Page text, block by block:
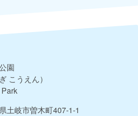
園
こうえん）
土岐市曽木町407-1-1